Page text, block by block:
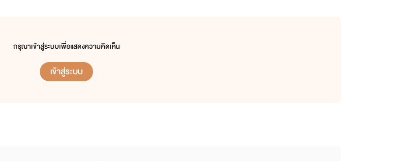
กรุณาเข้าสู่ระบบเพื่อแสดงความคิดเห็น
เข้าสู่ระบบ